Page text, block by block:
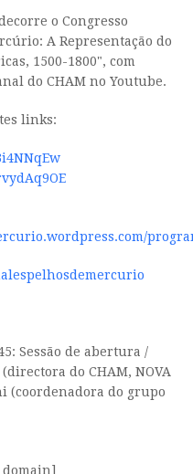
o Congresso
A Representação do
1500-1800", com
do CHAM no Youtube.
links:
Sessão de abertura /
do CHAM, NOVA
(coordenadora do grupo